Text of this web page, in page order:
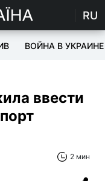
RU
ВОЙНА В УКРАИНЕ
ввести
2 мин